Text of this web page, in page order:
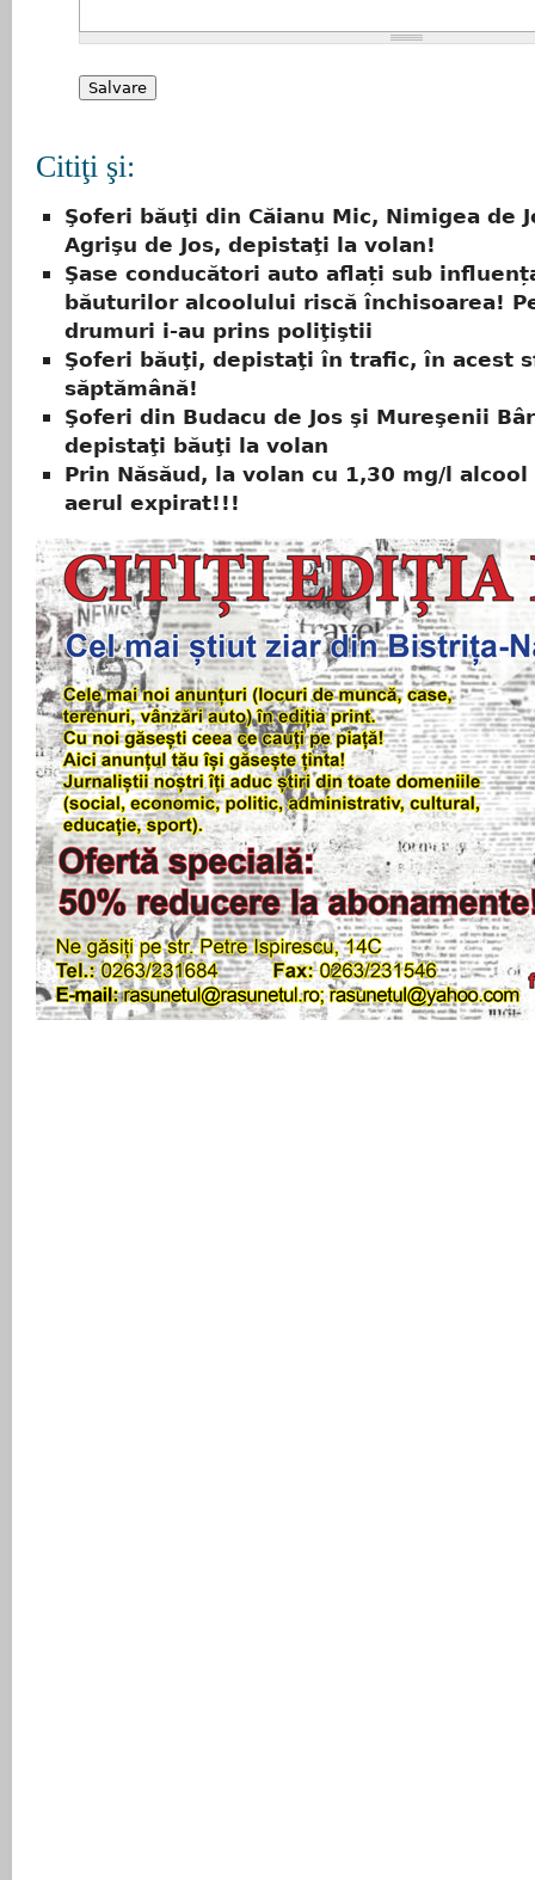
Citiţi şi:
Şoferi băuţi din Căianu Mic, Nimigea de
Agrişu de Jos, depistaţi la volan!
Şase conducători auto aflați sub
băuturilor alcoolului riscă închisoarea!
drumuri i-au prins poliţiştii
Şoferi băuţi, depistaţi în trafic, în acest
săptămână!
Şoferi din Budacu de Jos şi Mureşenii
depistaţi băuţi la volan
Prin Năsăud, la volan cu 1,30 mg/l
aerul expirat!!!